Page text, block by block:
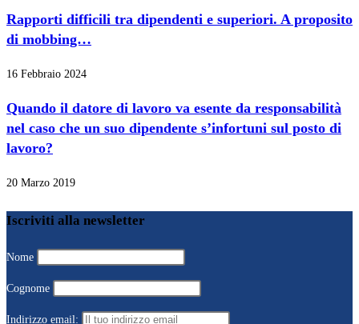
Rapporti difficili tra dipendenti e superiori. A proposito
di mobbing…
16 Febbraio 2024
Quando il datore di lavoro va esente da responsabilità
nel caso che un suo dipendente s’infortuni sul posto di
lavoro?
20 Marzo 2019
Iscriviti alla newsletter
Nome
Cognome
Indirizzo email: